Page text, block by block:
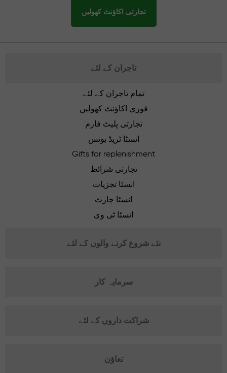
تجارتی اکاؤنٹ کھولیں
تاجران کے لئے
تمام تاجران کے لئے
فوری اکاؤنٹ کھولیں
تجارتی پلیٹ فارم
انسٹا ٹریڈ بونس
Gifts for replenishment
تجارتی شرائط
انسٹا تجزیات
انسٹا چارٹ
انسٹا ٹی وی
نئے شروع کرنے والوں کے لئے
سرمایہ کار
شراکت داروں کے لئے
تعاؤن